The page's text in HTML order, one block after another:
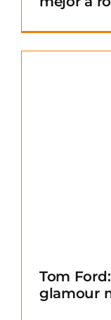
Tom
glamour